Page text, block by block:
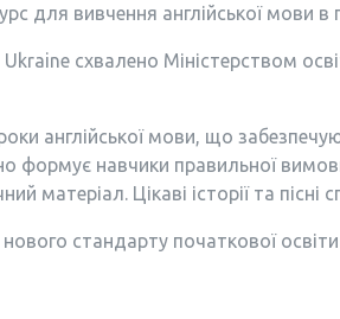
для вивчення англійської мови в
схвалено Міністерством
англійської мови, що
формує навчики правильної
матеріал. Цікаві історії та
стандарту початкової